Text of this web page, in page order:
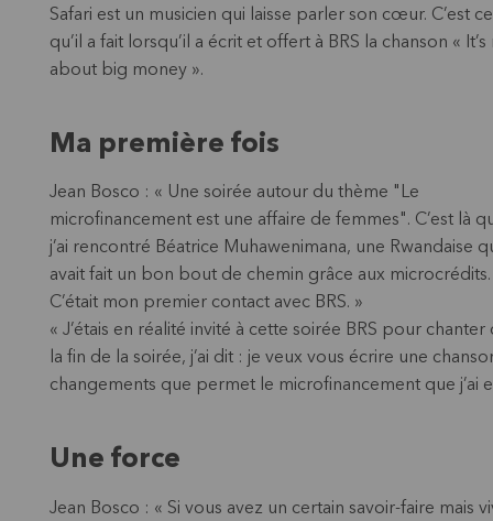
Safari est un musicien qui laisse parler son cœur. C’est ce
qu’il a fait lorsqu’il a écrit et offert à BRS la chanson « It’s
about big money ».
Ma première fois
Jean Bosco : « Une soirée autour du thème "Le
microfinancement est une affaire de femmes". C’est là
j’ai rencontré Béatrice Muhawenimana, une Rwandaise
avait fait un bon bout de chemin grâce aux microcrédits.
C’était mon premier contact avec BRS. »
« J’étais en réalité invité à cette soirée BRS pour
la fin de la soirée, j’ai dit : je veux vous écrire une
changements que permet le microfinancement que j’ai
Une force
Jean Bosco : « Si vous avez un certain savoir-faire